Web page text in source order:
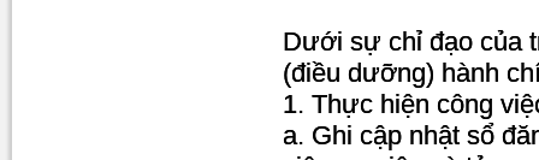
Dưới sự chỉ đạo của
(điều dưỡng) hành
1. Thực hiện công
a. Ghi cập nhật sổ